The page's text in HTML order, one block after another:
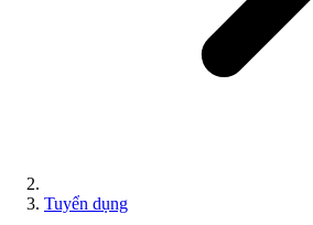
Tuyển dụng